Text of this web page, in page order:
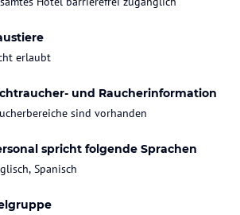
erlaubt
und Raucherinformation
sind vorhanden
spricht folgende Sprachen
Spanisch